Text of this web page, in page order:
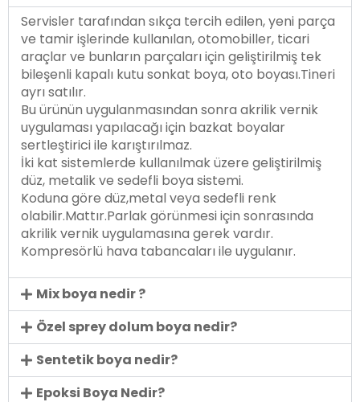
Servisler tarafından sıkça tercih edilen, yeni parça
ve tamir işlerinde kullanılan, otomobiller, ticari
araçlar ve bunların parçaları için geliştirilmiş tek
bileşenli kapalı kutu sonkat boya, oto boyası.Tineri
ayrı satılır.
Bu ürünün uygulanmasından sonra akrilik vernik
uygulaması yapılacağı için bazkat boyalar
sertleştirici ile karıştırılmaz.
İki kat sistemlerde kullanılmak üzere geliştirilmiş
düz, metalik ve sedefli boya sistemi.
Koduna göre düz,metal veya sedefli renk
olabilir.Mattır.Parlak görünmesi için sonrasında
akrilik vernik uygulamasına gerek vardır.
Kompresörlü hava tabancaları ile uygulanır.
Mix boya nedir ?
Özel sprey dolum boya nedir?
Sentetik boya nedir?
Epoksi Boya Nedir?